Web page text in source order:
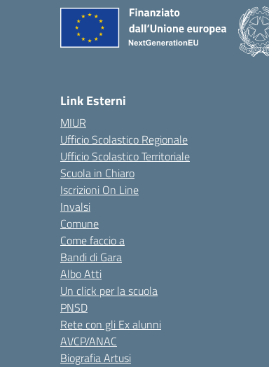
Link Esterni
MIUR
Ufficio Scolastico Regionale
Ufficio Scolastico Territoriale
Scuola in Chiaro
Iscrizioni On Line
Invalsi
Comune
Come faccio a
Bandi di Gara
Albo Atti
Un click per la scuola
PNSD
Rete con gli Ex alunni
AVCP/ANAC
Biografia Artusi